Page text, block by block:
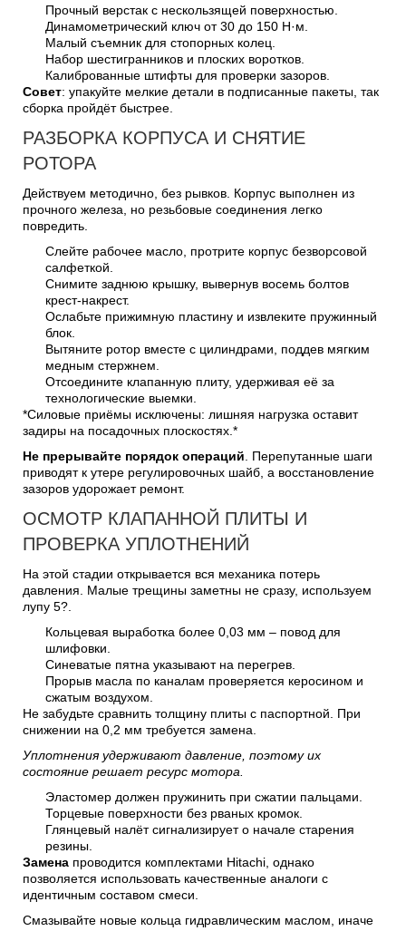
Прочный верстак с нескользящей поверхностью.
Динамометрический ключ от 30 до 150 Н·м.
Малый съемник для стопорных колец.
Набор шестигранников и плоских воротков.
Калиброванные штифты для проверки зазоров.
Совет: упакуйте мелкие детали в подписанные пакеты, так
сборка пройдёт быстрее.
РАЗБОРКА КОРПУСА И СНЯТИЕ
РОТОРА
Действуем методично, без рывков. Корпус выполнен из
прочного железа, но резьбовые соединения легко
повредить.
Слейте рабочее масло, протрите корпус безворсовой
салфеткой.
Снимите заднюю крышку, вывернув восемь болтов
крест-накрест.
Ослабьте прижимную пластину и извлеките пружинный
блок.
Вытяните ротор вместе с цилиндрами, поддев мягким
медным стержнем.
Отсоедините клапанную плиту, удерживая её за
технологические выемки.
*Силовые приёмы исключены: лишняя нагрузка оставит
задиры на посадочных плоскостях.*
Не прерывайте порядок операций . Перепутанные шаги
приводят к утере регулировочных шайб, а восстановление
зазоров удорожает ремонт.
ОСМОТР КЛАПАННОЙ ПЛИТЫ И
ПРОВЕРКА УПЛОТНЕНИЙ
На этой стадии открывается вся механика потерь
давления. Малые трещины заметны не сразу, используем
лупу 5?.
Кольцевая выработка более 0,03 мм – повод для
шлифовки.
Синеватые пятна указывают на перегрев.
Прорыв масла по каналам проверяется керосином и
сжатым воздухом.
Не забудьте сравнить толщину плиты с паспортной. При
снижении на 0,2 мм требуется замена.
Уплотнения удерживают давление, поэтому их
состояние решает ресурс мотора.
Эластомер должен пружинить при сжатии пальцами.
Торцевые поверхности без рваных кромок.
Глянцевый налёт сигнализирует о начале старения
резины.
Замена проводится комплектами Hitachi, однако
позволяется использовать качественные аналоги с
идентичным составом смеси.
Смазывайте новые кольца гидравлическим маслом, иначе